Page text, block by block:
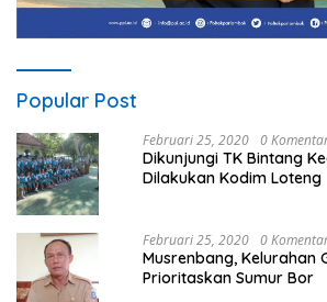
Popular Post
Februari 25, 2020 0
Dikunjungi TK Bintang
Dilakukan Kodim Loteng
Februari 25, 2020 0
Musrenbang, Kelurahan
Prioritaskan Sumur Bor